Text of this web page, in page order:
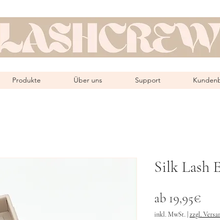
Produkte Über uns Support
Silk Lash
ab 19,95€
inkl. MwSt. zzgl.